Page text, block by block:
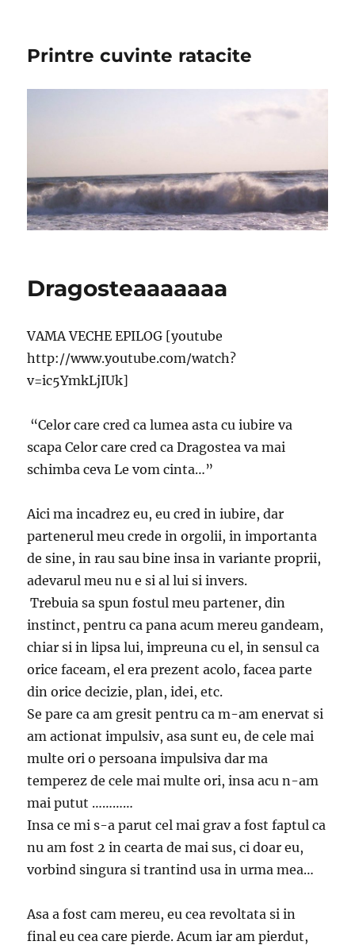
Printre cuvinte ratacite
Dragosteaaaaaaa
VAMA VECHE EPILOG [youtube
http://www.youtube.com/watch?
v=ic5YmkLjIUk]
“Celor care cred ca lumea asta cu iubire va
scapa Celor care cred ca Dragostea va mai
schimba ceva Le vom cinta…”
Aici ma incadrez eu, eu cred in iubire, dar
partenerul meu crede in orgolii, in importanta
de sine, in rau sau bine insa in variante proprii,
adevarul meu nu e si al lui si invers.
Trebuia sa spun fostul meu partener, din
instinct, pentru ca pana acum mereu gandeam,
chiar si in lipsa lui, impreuna cu el, in sensul ca
orice faceam, el era prezent acolo, facea parte
din orice decizie, plan, idei, etc.
Se pare ca am gresit pentru ca m-am enervat si
am actionat impulsiv, asa sunt eu, de cele mai
multe ori o persoana impulsiva dar ma
temperez de cele mai multe ori, insa acu n-am
mai putut …………
Insa ce mi s-a parut cel mai grav a fost faptul ca
nu am fost 2 in cearta de mai sus, ci doar eu,
vorbind singura si trantind usa in urma mea…
Asa a fost cam mereu, eu cea revoltata si in
final eu cea care pierde. Acum iar am pierdut,